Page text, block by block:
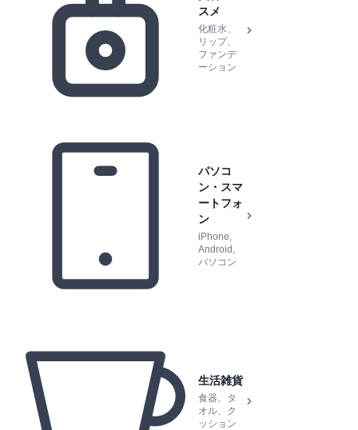
スメ
化粧水、
リップ、
ファンデ
ーション
パソコ
ン・スマ
ートフォ
ン
iPhone,
Android,
パソコン
生活雑貨
食器、タ
オル、ク
ッション